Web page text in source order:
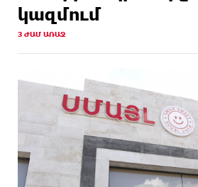
կազմում
3 ԺԱՄ ԱՌԱՋ